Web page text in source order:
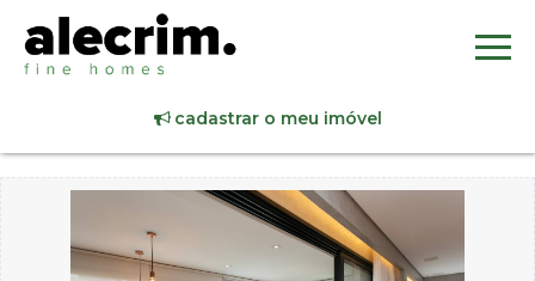
cadastrar o meu imóvel